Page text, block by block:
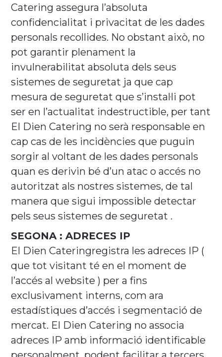
Catering assegura l’absoluta
confidencialitat i privacitat de les dades
personals recollides. No obstant això, no
pot garantir plenament la
invulnerabilitat absoluta dels seus
sistemes de seguretat ja que cap
mesura de seguretat que s’instal·li pot
ser en l’actualitat indestructible, per tant
El Dien Catering no serà responsable en
cap cas de les incidències que puguin
sorgir al voltant de les dades personals
quan es derivin bé d’un atac o accés no
autoritzat als nostres sistemes, de tal
manera que sigui impossible detectar
pels seus sistemes de seguretat .
SEGONA : ADRECES IP
El Dien Cateringregistra les adreces IP (
que tot visitant té en el moment de
l’accés al website ) per a fins
exclusivament interns, com ara
estadístiques d’accés i segmentació de
mercat. El Dien Catering no associa
adreces IP amb informació identificable